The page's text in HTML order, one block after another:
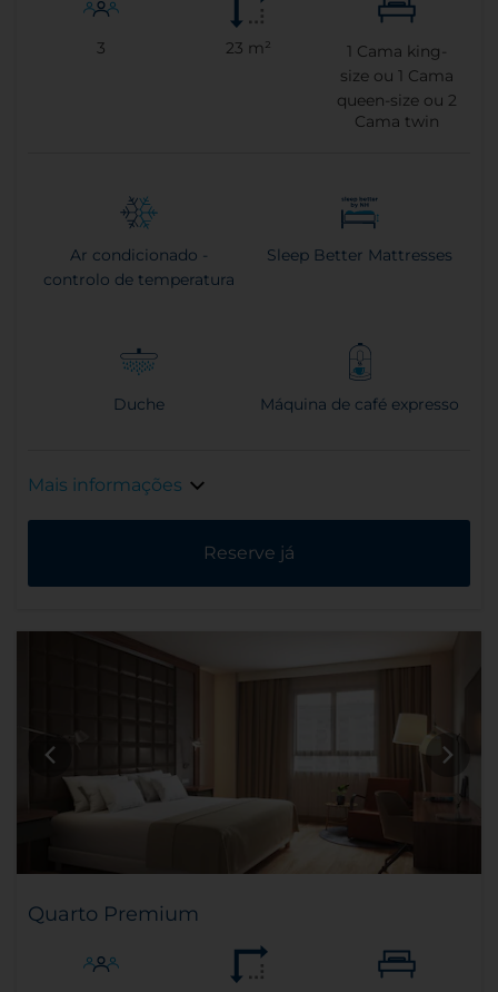
3 23 m² 1 Cama king-
size ou 1 Cama
queen-size ou 2
Cama twin
Ar condicionado -
controlo de temperatura
Sleep Better Mattresses
Duche Máquina de café expresso
Mais informações
Reserve já
Quarto Premium